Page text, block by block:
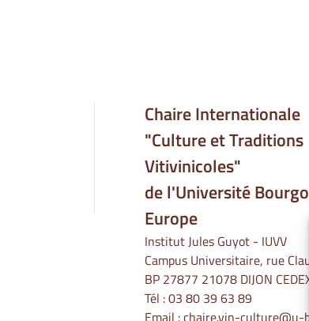
Chaire Internationale
"Culture et Traditions
Vitivinicoles"
de l'Université
Europe
Institut Jules Guyot - IUVV
Campus Universitaire, rue
BP 27877 21078 DIJON CEDEX
Tél :03 80 39 63 89
Email :chaire.vin-culture@u-